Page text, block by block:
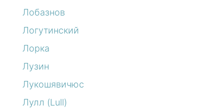
Лобазнов
Логутинский
Лорка
Лузин
Лукошявичюс
Лулл (Lull)